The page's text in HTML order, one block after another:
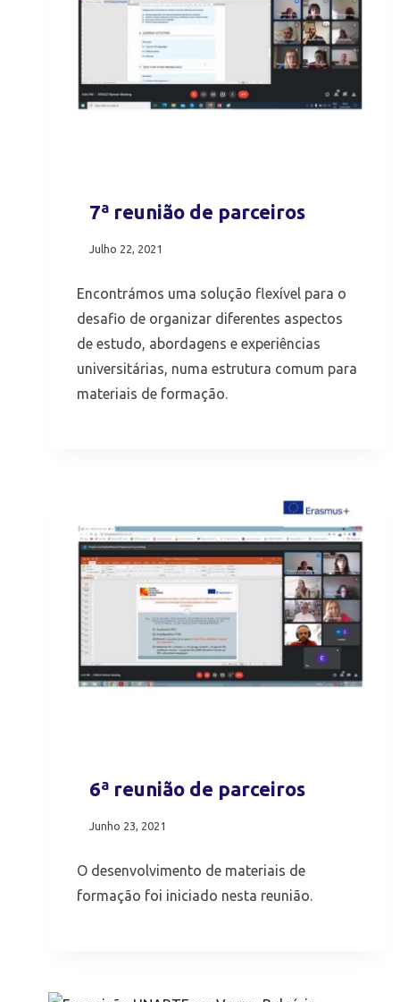
7ª reunião de parceiros
Julho 22, 2021
Encontrámos uma solução flexível para o
desafio de organizar diferentes aspectos
de estudo, abordagens e experiências
universitárias, numa estrutura comum para
materiais de formação.
6ª reunião de parceiros
Junho 23, 2021
O desenvolvimento de materiais de
formação foi iniciado nesta reunião.